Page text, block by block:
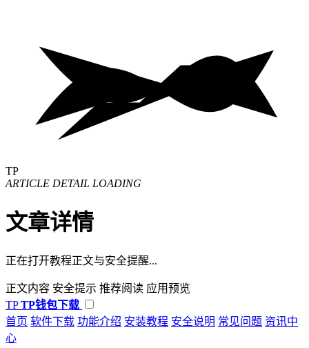
TP
ARTICLE DETAIL LOADING
文章详情
正在打开教程正文与安全提醒...
正文内容 安全提示 推荐阅读 应用预览
TP TP钱包下载
首页 软件下载 功能介绍 安装教程 安全说明 常见问题 资讯中
心